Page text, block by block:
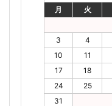
月
火
3
4
10
11
17
18
24
25
31